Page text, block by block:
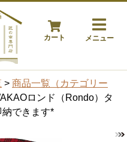
カート メニュー
> 商品一覧（カテゴリー
ロンド（Rondo）タ
できます*